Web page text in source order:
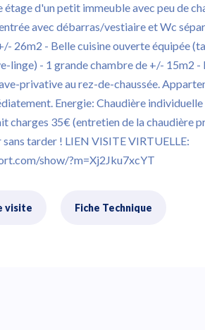
étage d'un petit immeuble avec peu de
avec débarras/vestiaire et Wc
26m2 - Belle cuisine ouverte équipée
linge) - 1 grande chambre de +/- 15m2 -
privative au rez-de-chaussée.
Energie: Chaudière individuelle
charges 35€ (entretien de la chaudière
tarder ! LIEN VISITE VIRTUELLE:
show/?m=Xj2Jku7xcYT
visite Fiche Technique